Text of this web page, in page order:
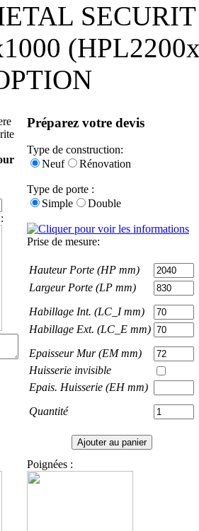
Préparez votre devis
Type de construction:
Neuf
Rénovation
Type de porte :
Simple
Double
Prise de mesure:
Hauteur Porte (HP mm)
Largeur Porte (LP mm)
Habillage Int. (LC_I mm)
Habillage Ext. (LC_E mm)
Epaisseur Mur (EM mm)
Huisserie invisible
Epais. Huisserie (EH mm)
Quantité
Poignées :